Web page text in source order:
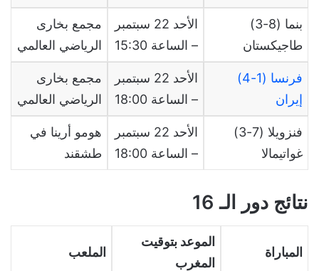
بنما (8-3)
طاجيكستان
الأحد 22 سبتمبر
– الساعة 15:30
مجمع بخارى
الرياضي العالمي
فرنسا (1-4)
إيران
الأحد 22 سبتمبر
– الساعة 18:00
مجمع بخارى
الرياضي العالمي
فنزويلا (7-3)
غواتيمالا
الأحد 22 سبتمبر
– الساعة 18:00
هومو أرينا في
طشقند
نتائج دور الـ 16
المباراة
الموعد بتوقيت
المغرب
الملعب